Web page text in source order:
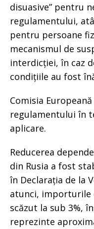
disuasive” pentru
regulamentului,
pentru persoane
mecanismul de
interdicției, în caz
condițiile au fost
Comisia
regulamentului în
aplicare.
Reducerea
din Rusia a fost
în Declarația de la
atunci, importurile
scăzut la sub 3%,
reprezinte